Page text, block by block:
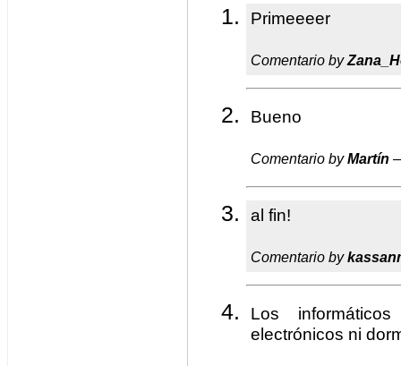
Primeeeer
Comentario by
Bueno
Comentario byMartín
al fin!
Comentario by
Los
electrónicos ni